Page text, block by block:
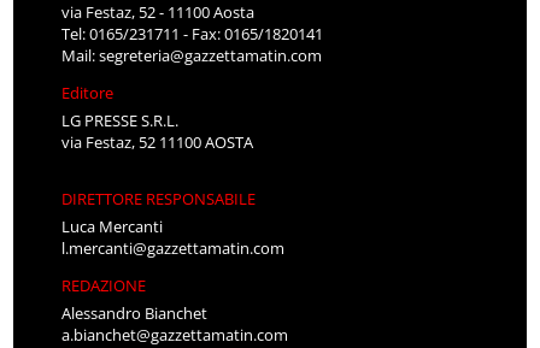
via Festaz, 52 - 11100 Aosta
Tel: 0165/231711 - Fax: 0165/1820141
Mail:segreteria@gazzettamatin.com
Editore
LG PRESSE S.R.L.
via Festaz, 52 11100 AOSTA
DIRETTORE RESPONSABILE
Luca Mercanti
l.mercanti@gazzettamatin.com
REDAZIONE
Alessandro Bianchet
a.bianchet@gazzettamatin.com